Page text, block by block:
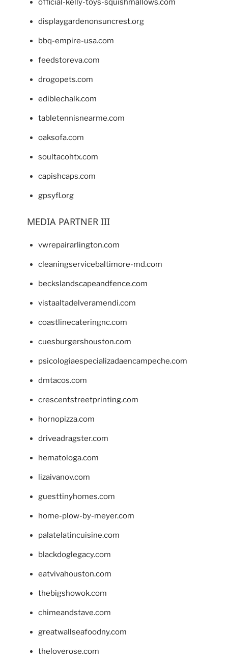
official-kelly-toys-squishmallows.com
displaygardenonsuncrest.org
bbq-empire-usa.com
feedstoreva.com
drogopets.com
ediblechalk.com
tabletennisnearme.com
oaksofa.com
soultacohtx.com
capishcaps.com
gpsyfl.org
MEDIA PARTNER III
vwrepairarlington.com
cleaningservicebaltimore-md.com
beckslandscapeandfence.com
vistaaltadelveramendi.com
coastlinecateringnc.com
cuesburgershouston.com
psicologiaespecializadaencampeche.com
dmtacos.com
crescentstreetprinting.com
hornopizza.com
driveadragster.com
hematologa.com
lizaivanov.com
guesttinyhomes.com
home-plow-by-meyer.com
palatelatincuisine.com
blackdoglegacy.com
eatvivahouston.com
thebigshowok.com
chimeandstave.com
greatwallseafoodny.com
theloverose.com